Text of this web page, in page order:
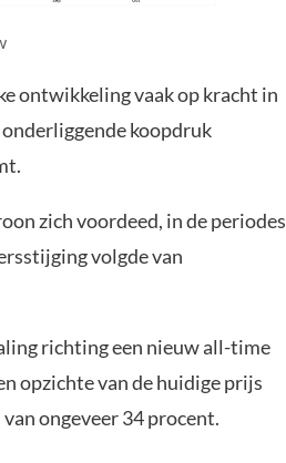
ontwikkeling vaak op kracht in
koopdruk
zich voordeed, in de periodes
volgde van
richting een nieuw all-time
opzichte van de huidige prijs
ongeveer 34 procent.